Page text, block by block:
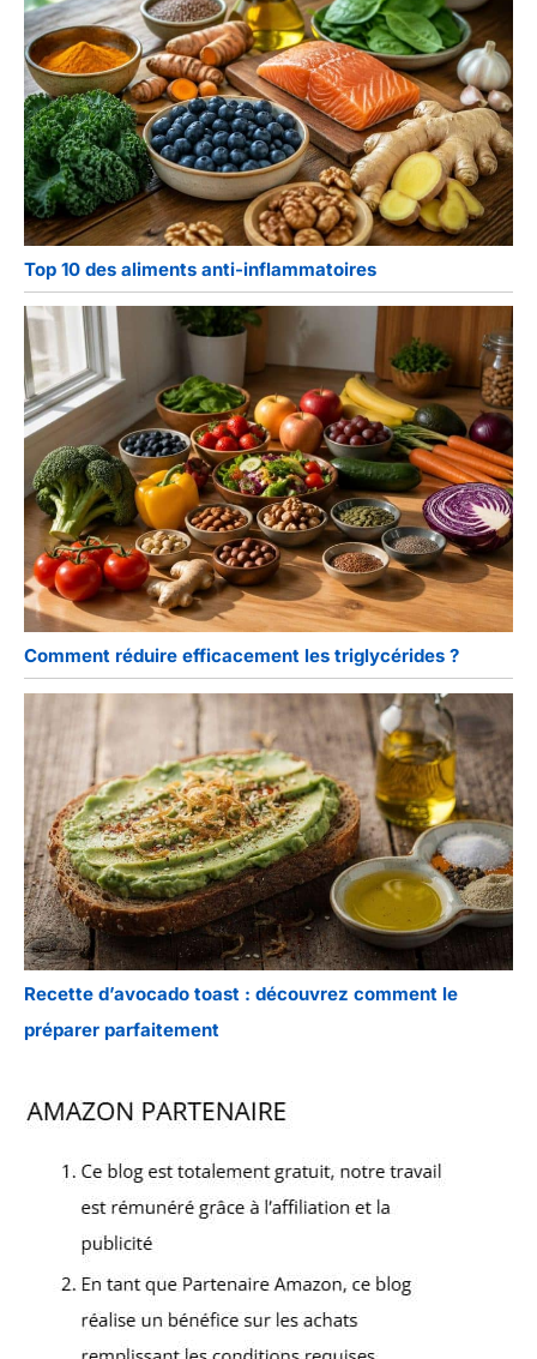
Top 10 des aliments anti-inflammatoires
Comment réduire efficacement les triglycérides ?
Recette d’avocado toast : découvrez comment le
préparer parfaitement